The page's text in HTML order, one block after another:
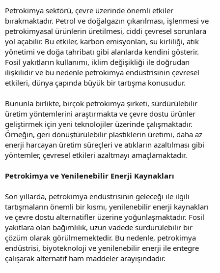
Petrokimya sektörü, çevre üzerinde önemli etkiler
bırakmaktadır. Petrol ve doğalgazın çıkarılması, işlenmesi ve
petrokimyasal ürünlerin üretilmesi, ciddi çevresel sorunlara
yol açabilir. Bu etkiler, karbon emisyonları, su kirliliği, atık
yönetimi ve doğa tahribatı gibi alanlarda kendini gösterir.
Fosil yakıtların kullanımı, iklim değişikliği ile doğrudan
ilişkilidir ve bu nedenle petrokimya endüstrisinin çevresel
etkileri, dünya çapında büyük bir tartışma konusudur.
Bununla birlikte, birçok petrokimya şirketi, sürdürülebilir
üretim yöntemlerini araştırmakta ve çevre dostu ürünler
geliştirmek için yeni teknolojiler üzerinde çalışmaktadır.
Örneğin, geri dönüştürülebilir plastiklerin üretimi, daha az
enerji harcayan üretim süreçleri ve atıkların azaltılması gibi
yöntemler, çevresel etkileri azaltmayı amaçlamaktadır.
Petrokimya ve Yenilenebilir Enerji Kaynakları
Son yıllarda, petrokimya endüstrisinin geleceği ile ilgili
tartışmaların önemli bir kısmı, yenilenebilir enerji kaynakları
ve çevre dostu alternatifler üzerine yoğunlaşmaktadır. Fosil
yakıtlara olan bağımlılık, uzun vadede sürdürülebilir bir
çözüm olarak görülmemektedir. Bu nedenle, petrokimya
endüstrisi, biyoteknoloji ve yenilenebilir enerji ile entegre
çalışarak alternatif ham maddeler arayışındadır.